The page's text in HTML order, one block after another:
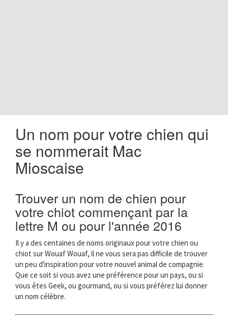
Un nom pour votre chien qui
se nommerait Mac
Mioscaise
Trouver un nom de chien pour
votre chiot commençant par la
lettre M ou pour l'année 2016
Il y a des centaines de noms originaux pour votre chien ou
chiot sur Wouaf Wouaf, il ne vous sera pas difficile de trouver
un peu d'inspiration pour votre nouvel animal de compagnie.
Que ce soit si vous avez une préférence pour un pays, ou si
vous êtes Geek, ou gourmand, ou si vous préférez lui donner
un nom célèbre.